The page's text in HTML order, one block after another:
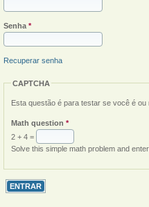
Senha *
Recuperar senha
CAPTCHA
Esta questão é para testar se você é
Math question *
2 + 4 =
Solve this simple math problem and